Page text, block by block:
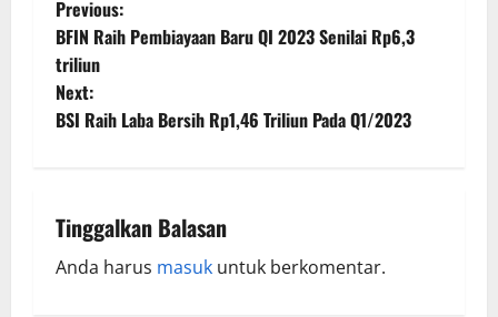
Previous:
BFIN Raih Pembiayaan Baru QI 2023 Senilai Rp6,3
triliun
Next:
BSI Raih Laba Bersih Rp1,46 Triliun Pada Q1/2023
Tinggalkan Balasan
Anda harus masuk untuk berkomentar.